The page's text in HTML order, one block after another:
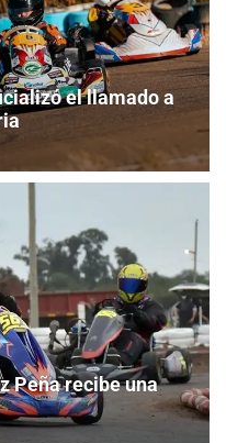
el llamado a
Peña recibe una